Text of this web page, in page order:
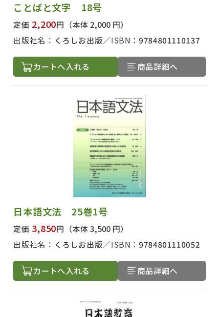
ことばと文字 18号
定価 2,200円 （本体 2,000 円）
出版社名： くろしお出版 ISBN：9784801110137
カートへ入れる 商品詳細へ
日本語文法 25巻1号
定価 3,850円 （本体 3,500 円）
出版社名： くろしお出版 ISBN：9784801110052
カートへ入れる 商品詳細へ